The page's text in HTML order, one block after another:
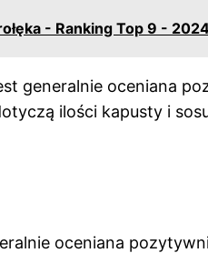
- Ranking Top 9 -
generalnie oceniana
ilości kapusty i
oceniana